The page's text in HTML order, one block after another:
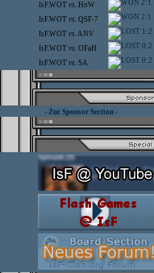
IsF.WOT vs. HoW 2:1
IsF.WOT vs. QSF-7 2:1
IsF.WOT vs.ANV 1:2
IsF.WOT vs. OFaH 0:2
IsF.WOT vs. SA 0:2
- Zur Sponsor Section -